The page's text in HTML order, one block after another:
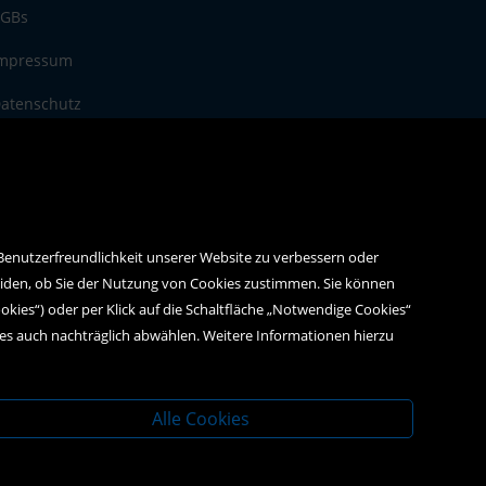
unserer Website zu verbessern oder
ob Sie der Nutzung von Cookies zustimmen. Sie können
oder per Klick auf die Schaltfläche „Notwendige Cookies“
auch nachträglich abwählen. Weitere Informationen hierzu
Alle Cookies